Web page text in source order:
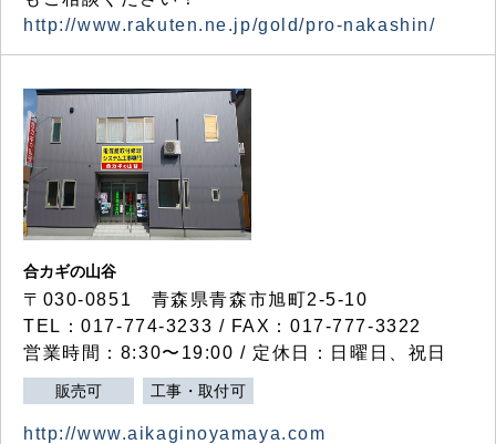
http://www.rakuten.ne.jp/gold/pro-nakashin/
合カギの山谷
〒030-0851 青森県青森市旭町2-5-10
TEL：017-774-3233 / FAX：017-777-3322
営業時間：8:30〜19:00 / 定休日：日曜日、祝日
販売可 工事・取付可
http://www.aikaginoyamaya.com